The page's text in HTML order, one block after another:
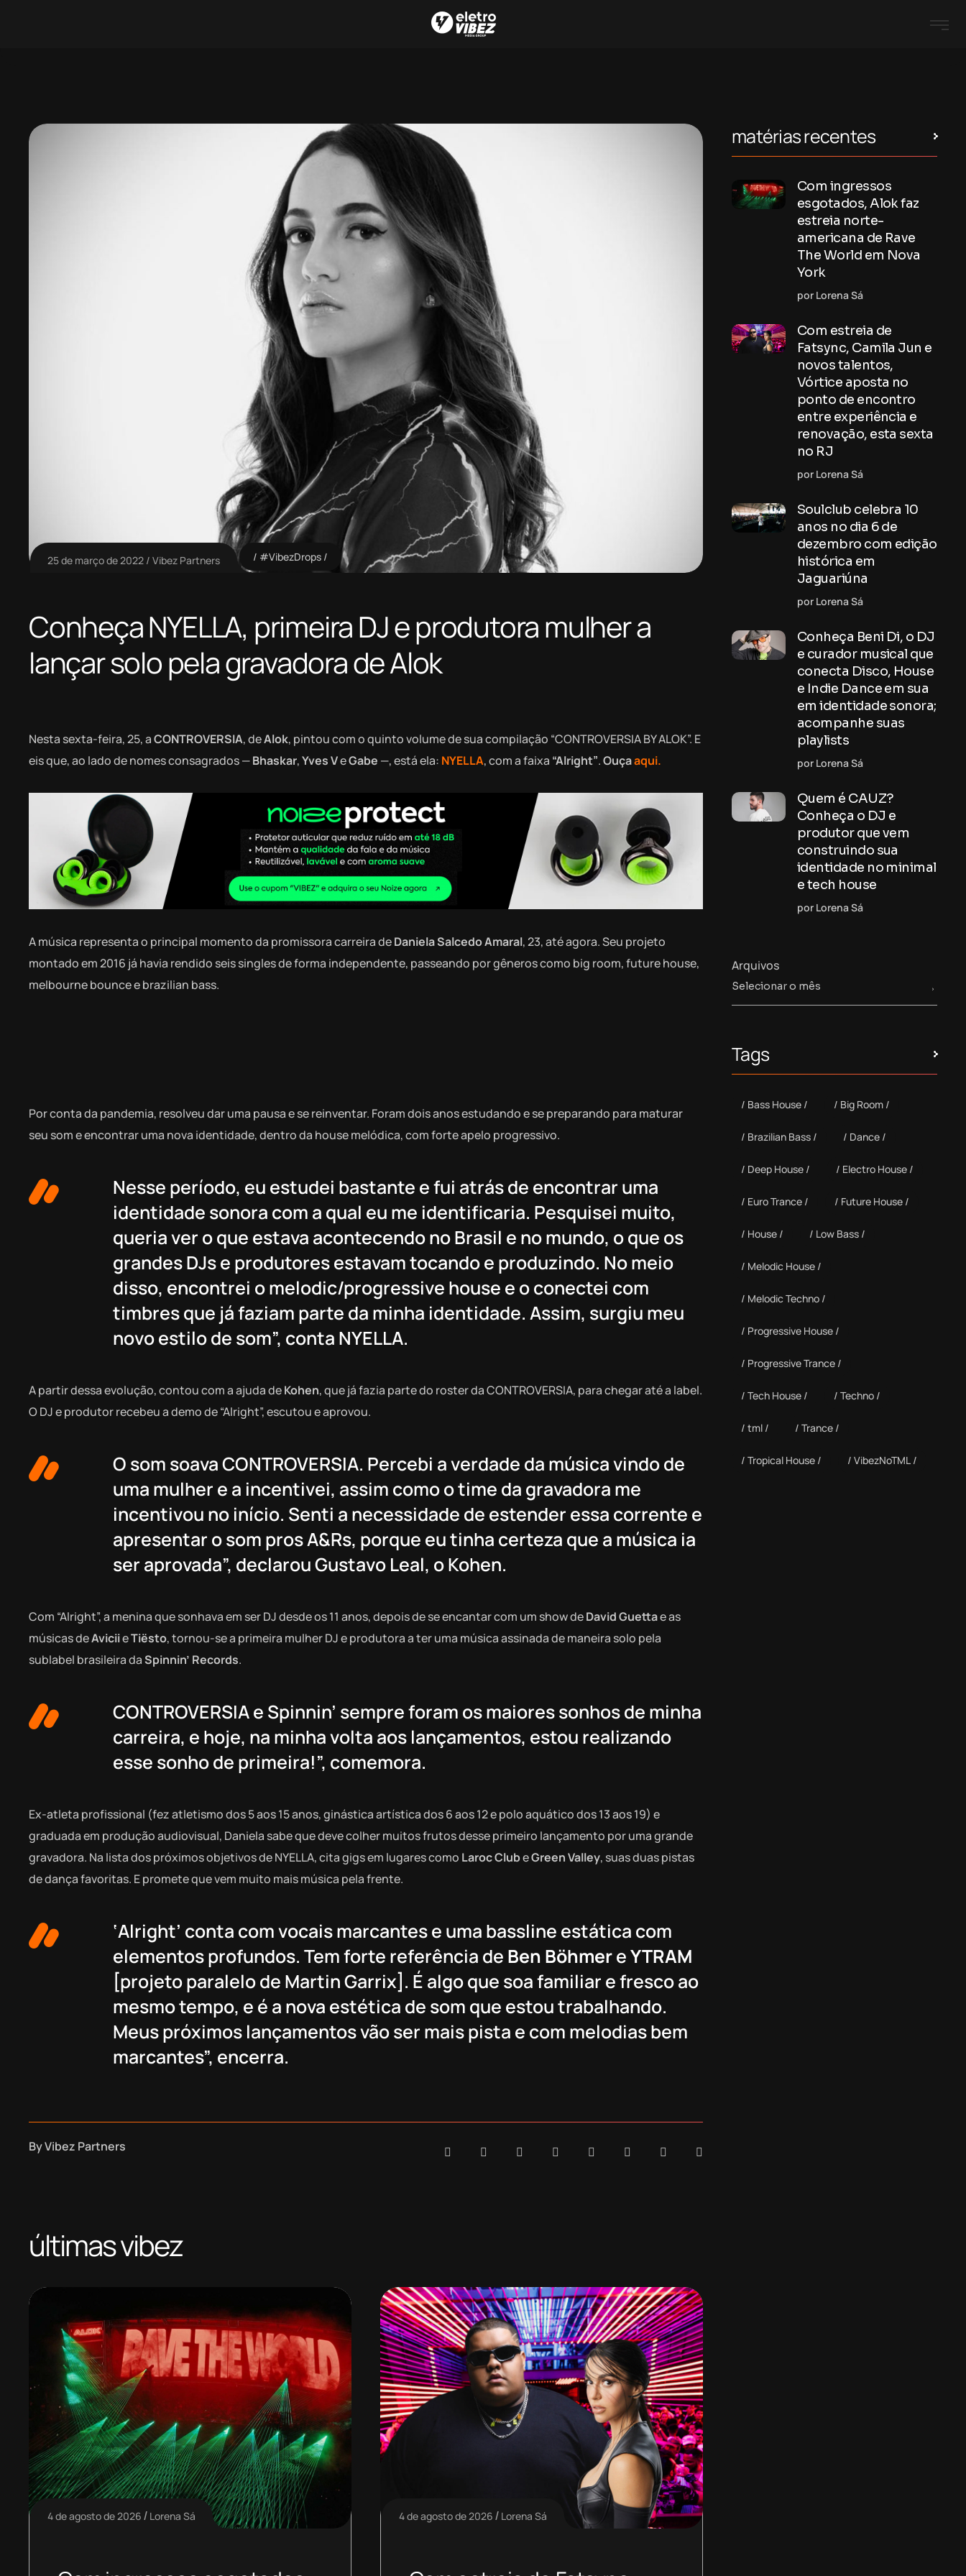
25 de março de 2022 Vibez Partners #VibezDrops
Conheça NYELLA, primeira DJ e produtora mulher a
lançar solo pela gravadora de Alok
Nesta sexta-feira, 25, aCONTROVERSIA, deAlok, pintou com o quinto volume de sua compilação “CONTROVERSIA BY ALOK”. E
eis que, ao lado de nomes consagrados —Bhaskar,Yves VeGabe —, está ela: NYELLA, com a faixa “Alright”.Ouçaaqui.
A música representa o principal momento da promissora carreira deDaniela Salcedo Amaral, 23, até agora. Seu projeto
montado em 2016 já havia rendido seis singles de forma independente, passeando por gêneros como big room, future house,
melbourne bounce e brazilian bass.
Por conta da pandemia, resolveu dar uma pausa e se reinventar. Foram dois anos estudando e se preparando para maturar
seu som e encontrar uma nova identidade, dentro da house melódica, com forte apelo progressivo.
Nesse período, eu estudei bastante e fui atrás de encontrar uma
identidade sonora com a qual eu me identificaria. Pesquisei muito,
queria ver o que estava acontecendo no Brasil e no mundo, o que os
grandes DJs e produtores estavam tocando e produzindo. No meio
disso, encontrei o melodic/progressive house e o conectei com
timbres que já faziam parte da minha identidade. Assim, surgiu meu
novo estilo de som”, conta NYELLA.
A partir dessa evolução, contou com a ajuda deKohen, que já fazia parte do roster da CONTROVERSIA, para chegar até a label.
O DJ e produtor recebeu a demo de “Alright”, escutou e aprovou.
O som soava CONTROVERSIA. Percebi a verdade da música vindo de
uma mulher e a incentivei, assim como o time da gravadora me
incentivou no início. Senti a necessidade de estender essa corrente e
apresentar o som pros A&Rs, porque eu tinha certeza que a música ia
ser aprovada”, declarou Gustavo Leal, o Kohen.
Com “Alright”, a menina que sonhava em ser DJ desde os 11 anos, depois de se encantar com um show deDavid Guettae as
músicas deAviciieTiësto, tornou-se a primeira mulher DJ e produtora a ter uma música assinada de maneira solo pela
sublabel brasileira daSpinnin’ Records.
CONTROVERSIA e Spinnin’ sempre foram os maiores sonhos de minha
carreira, e hoje, na minha volta aos lançamentos, estou realizando
esse sonho de primeira!”, comemora.
Ex-atleta profissional (fez atletismo dos 5 aos 15 anos, ginástica artística dos 6 aos 12 e polo aquático dos 13 aos 19) e
graduada em produção audiovisual, Daniela sabe que deve colher muitos frutos desse primeiro lançamento por uma grande
gravadora. Na lista dos próximos objetivos de NYELLA, cita gigs em lugares como Laroc ClubeGreen Valley, suas duas pistas
de dança favoritas. E promete que vem muito mais música pela frente.
‘Alright’ conta com vocais marcantes e uma bassline estática com
elementos profundos. Tem forte referência de Ben BöhmereYTRAM
[projeto paralelo de Martin Garrix]. É algo que soa familiar e fresco ao
mesmo tempo, e é a nova estética de som que estou trabalhando.
Meus próximos lançamentos vão ser mais pista e com melodias bem
marcantes”, encerra.
ByVibez Partners
últimas vibez
4 de agosto de 2026 Lorena Sá 4 de agosto de 2026 Lorena Sá
matérias recentes
Com ingressos
esgotados, Alok faz
estreia norte-
americana de Rave
The World em Nova
York
por Lorena Sá
Com estreia de
Fatsync, Camila Jun e
novos talentos,
Vórtice aposta no
ponto de encontro
entre experiência e
renovação, esta sexta
no RJ
por Lorena Sá
Soulclub celebra 10
anos no dia 6 de
dezembro com edição
histórica em
Jaguariúna
por Lorena Sá
Conheça Beni Di, o DJ
e curador musical que
conecta Disco, House
e Indie Dance em sua
em identidade sonora;
acompanhe suas
playlists
por Lorena Sá
Quem é CAUZ?
Conheça o DJ e
produtor que vem
construindo sua
identidade no minimal
e tech house
por Lorena Sá
Arquivos
Tags
Bass House Big Room
Brazilian Bass Dance
Deep House Electro House
Euro Trance Future House
House Low Bass
Melodic House
Melodic Techno
Progressive House
Progressive Trance
Tech House Techno
tml Trance
Tropical House VibezNoTML